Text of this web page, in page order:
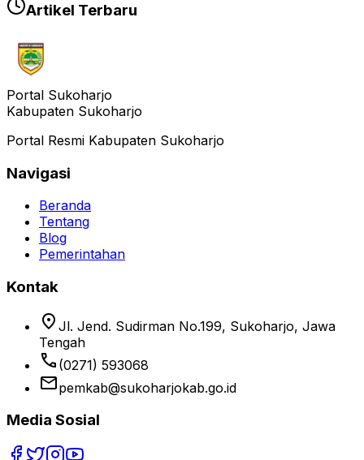
Artikel Terbaru
Portal Sukoharjo
Kabupaten Sukoharjo
Portal Resmi Kabupaten Sukoharjo
Navigasi
Beranda
Tentang
Blog
Pemerintahan
Kontak
location_on Jl. Jend. Sudirman No.199, Sukoharjo, Jawa
Tengah
phone (0271) 593068
emailpemkab@sukoharjokab.go.id
Media Sosial